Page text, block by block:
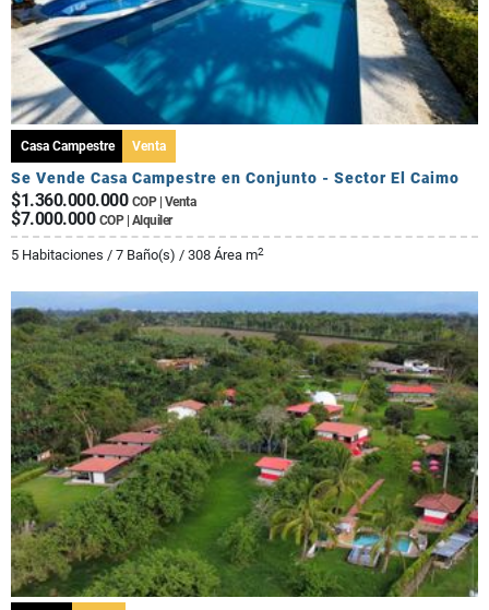
Casa Campestre Venta
Se Vende Casa Campestre en Conjunto - Sector El Caimo
$1.360.000.000 COP | Venta
$7.000.000 COP | Alquiler
5 Habitaciones / 7 Baño(s) / 308 Área m2